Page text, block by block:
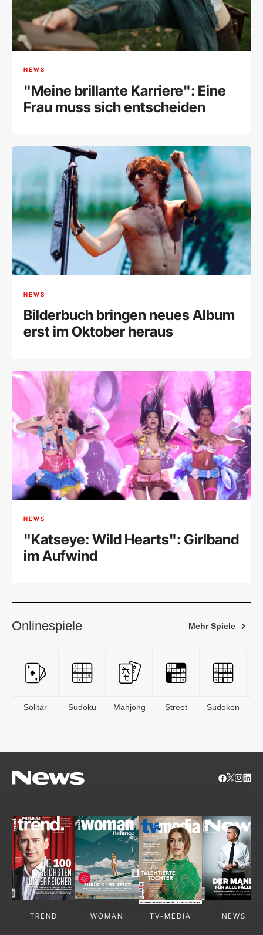
NEWS
"Meine brillante Karriere": Eine
Frau muss sich entscheiden
NEWS
Bilderbuch bringen neues Album
erst im Oktober heraus
NEWS
"Katseye: Wild Hearts": Girlband
im Aufwind
Onlinespiele Mehr Spiele
Solitär Sudoku Mahjong Street Sudoken
TREND WOMAN TV-MEDIA NEWS